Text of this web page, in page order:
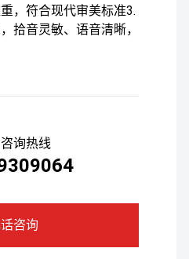
，符合现代审美标准3.
拾音灵敏、语音清晰，
询热线
咨询